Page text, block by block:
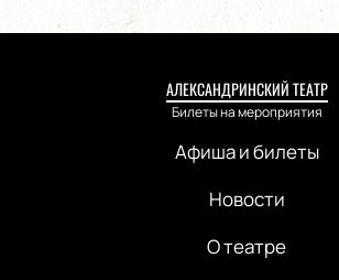
АЛЕКСАНДРИНСКИЙ ТЕАТР
Билеты на мероприятия
Афиша и билеты
Новости
О театре